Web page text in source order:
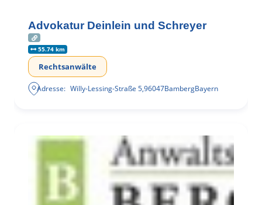
Advokatur Deinlein und Schreyer
55.74 km
Rechtsanwälte
Adresse: Willy-Lessing-Straße 5,96047BambergBayern